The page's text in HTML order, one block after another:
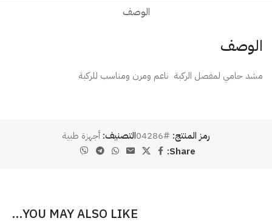
الوصف
الوصف
مشد حامي لمفصل الركبة ناعم ومرن ومناسب للركبة
رمز المنتج: #04286 التصنيف: أجهزة طبية
Share:
YOU MAY ALSO LIKE…